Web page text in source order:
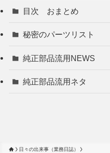
目次 おまとめ
秘密のパーツリスト
純正部品流用NEWS
純正部品流用ネタ
日々の出来事（業務日誌）